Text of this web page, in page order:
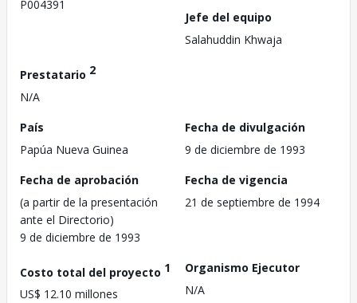
P004391
Jefe del equipo
Salahuddin Khwaja
Prestatario 2
N/A
País
Papúa Nueva Guinea
Fecha de divulgación
9 de diciembre de 1993
Fecha de aprobación
(a partir de la presentación
ante el Directorio)
9 de diciembre de 1993
Fecha de vigencia
21 de septiembre de 1994
Costo total del proyecto 1
US$ 12.10 millones
Organismo Ejecutor
N/A